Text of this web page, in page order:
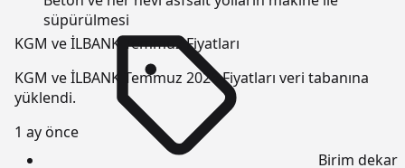
KGM ve İLBANK Temmuz Fiyatları
KGM ve İLBANK Temmuz 2026 Fiyatları veri tabanına
yüklendi.
1 ay önce
süpürülmesi
Birim dekar